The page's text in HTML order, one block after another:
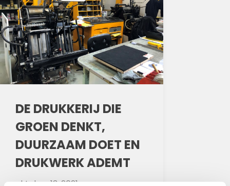
DE DRUKKERIJ DIE
GROEN DENKT,
DUURZAAM DOET EN
DRUKWERK ADEMT
oktober 13, 2021